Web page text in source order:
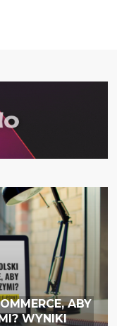
ABY
WYNIKI